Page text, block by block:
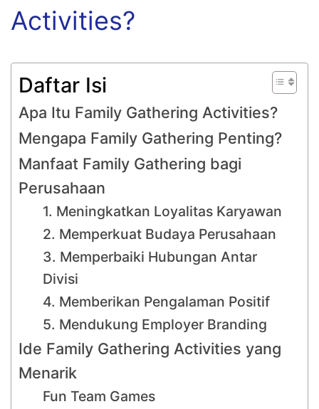
Activities?
Daftar Isi
Apa Itu Family Gathering Activities?
Mengapa Family Gathering Penting?
Manfaat Family Gathering bagi
Perusahaan
1. Meningkatkan Loyalitas Karyawan
2. Memperkuat Budaya Perusahaan
3. Memperbaiki Hubungan Antar
Divisi
4. Memberikan Pengalaman Positif
5. Mendukung Employer Branding
Ide Family Gathering Activities yang
Menarik
Fun Team Games